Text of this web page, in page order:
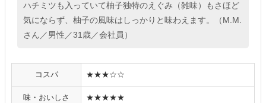
ハチミツも入っていて柚子独特のえぐみ（雑味）もさほど
気にならず、柚子の風味はしっかりと味わえます。（M.M.
さん／男性／31歳／会社員）
コスパ ★★★☆☆
味・おいしさ ★★★★★